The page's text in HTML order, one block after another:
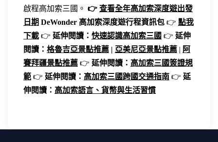
啟程高加索三國。 👉 查看全年高加索深度遊出發
日期 DeWonder 高加索深度遊行程資訊包 👉 點我
下載 👉 延伸閱讀： 快速認識高加索三國 👉 延伸
閱讀： 格魯吉亞景點推薦 | 亞美尼亞景點推薦 | 阿
賽拜疆景點推薦 👉 延伸閱讀： 高加索三國簽證規
範 👉 延伸閱讀： 高加索三國跨國交通指南 👉 延
伸閱讀： 高加索語言、貨幣與生活習慣